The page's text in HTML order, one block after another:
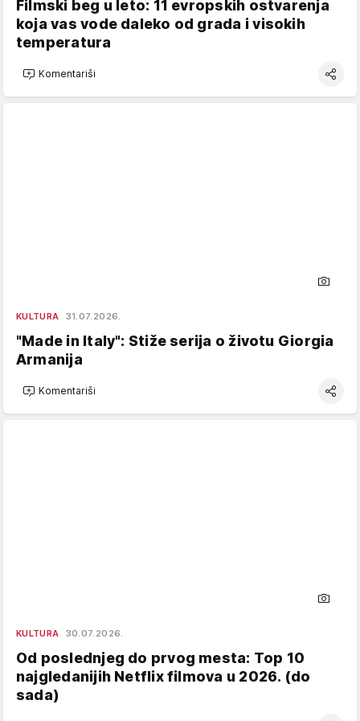
Filmski beg u leto: 11 evropskih ostvarenja
koja vas vode daleko od grada i visokih
temperatura
Komentariši
KULTURA 31.07.2026.
"Made in Italy": Stiže serija o životu Giorgia
Armanija
Komentariši
KULTURA 30.07.2026.
Od poslednjeg do prvog mesta: Top 10
najgledanijih Netflix filmova u 2026. (do
sada)